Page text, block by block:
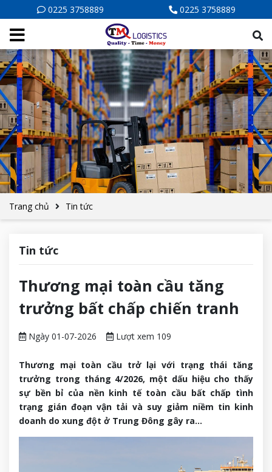
0225 3758889 0225 3758889
Trang chủ Tin tức
Tin tức
Thương mại toàn cầu tăng
trưởng bất chấp chiến tranh
Ngày 01-07-2026 Lượt xem 109
Thương mại toàn cầu trở lại với trạng thái tăng
trưởng trong tháng 4/2026, một dấu hiệu cho thấy
sự bền bỉ của nền kinh tế toàn cầu bất chấp tình
trạng gián đoạn vận tải và suy giảm niềm tin kinh
doanh do xung đột ở Trung Đông gây ra...